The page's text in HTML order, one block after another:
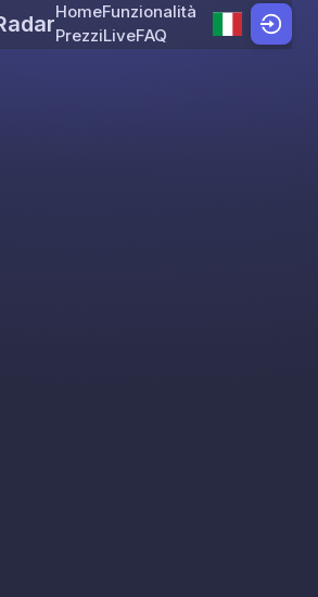
Skip to content
HomeFunzionalità
PrezziLiveFAQ